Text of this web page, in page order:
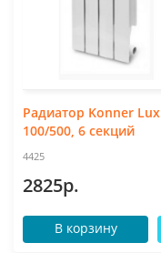
Радиатор Konner Lux
100/500, 6 секций
4425
2825р.
В корзину